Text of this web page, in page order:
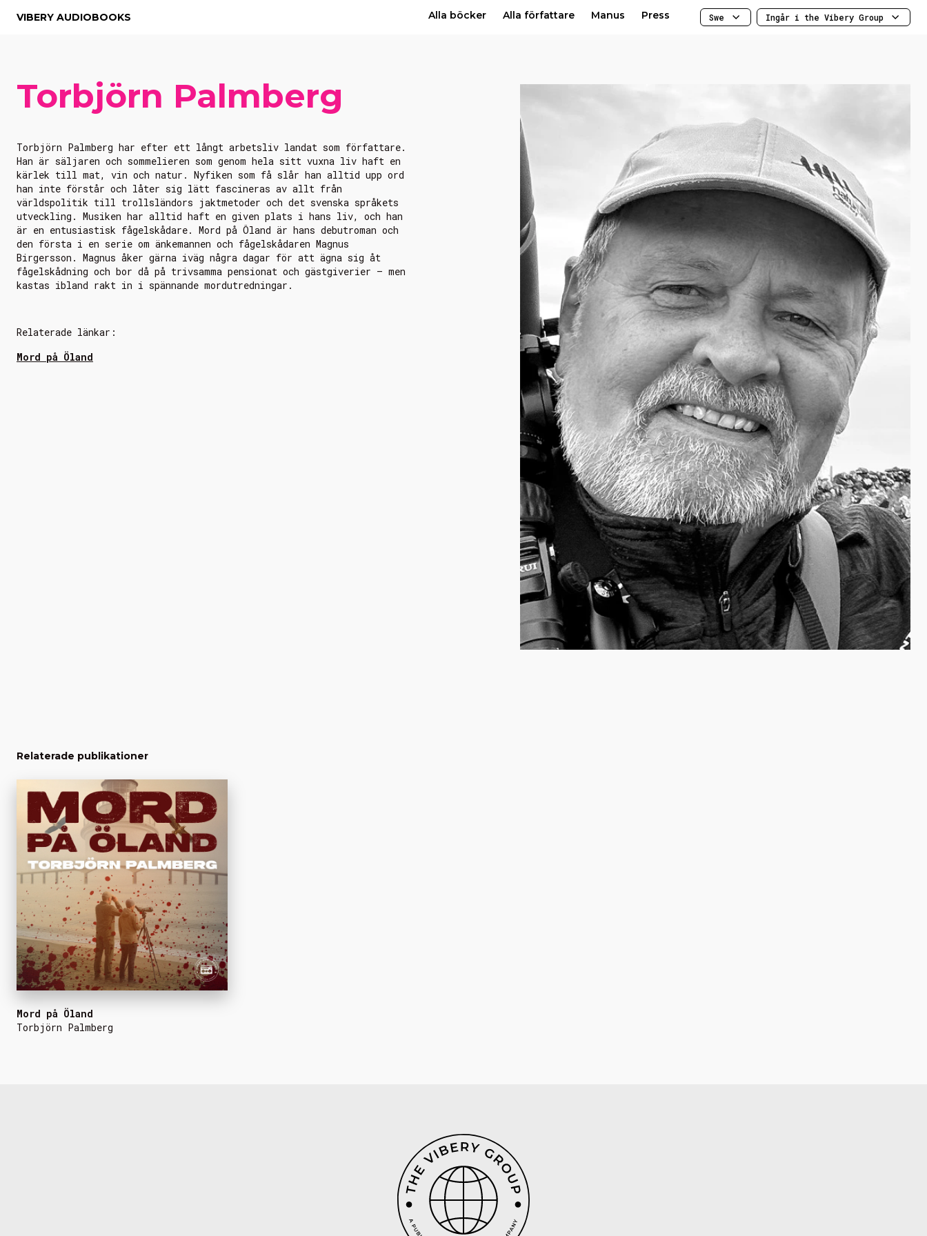
VIBERY AUDIOBOOKS Alla böcker Alla författare Manus Press Swe Ingår i the Vibery Group
Torbjörn Palmberg
Torbjörn Palmberg har efter ett långt arbetsliv landat som författare.
Han är säljaren och sommelieren som genom hela sitt vuxna liv haft en
kärlek till mat, vin och natur. Nyfiken som få slår han alltid upp ord
han inte förstår och låter sig lätt fascineras av allt från
världspolitik till trollsländors jaktmetoder och det svenska språkets
utveckling. Musiken har alltid haft en given plats i hans liv, och han
är en entusiastisk fågelskådare. Mord på Öland är hans debutroman och
den första i en serie om änkemannen och fågelskådaren Magnus
Birgersson. Magnus åker gärna iväg några dagar för att ägna sig åt
fågelskådning och bor då på trivsamma pensionat och gästgiverier – men
kastas ibland rakt in i spännande mordutredningar.
Relaterade länkar:
Mord på Öland
Relaterade publikationer
Mord på Öland
Torbjörn Palmberg